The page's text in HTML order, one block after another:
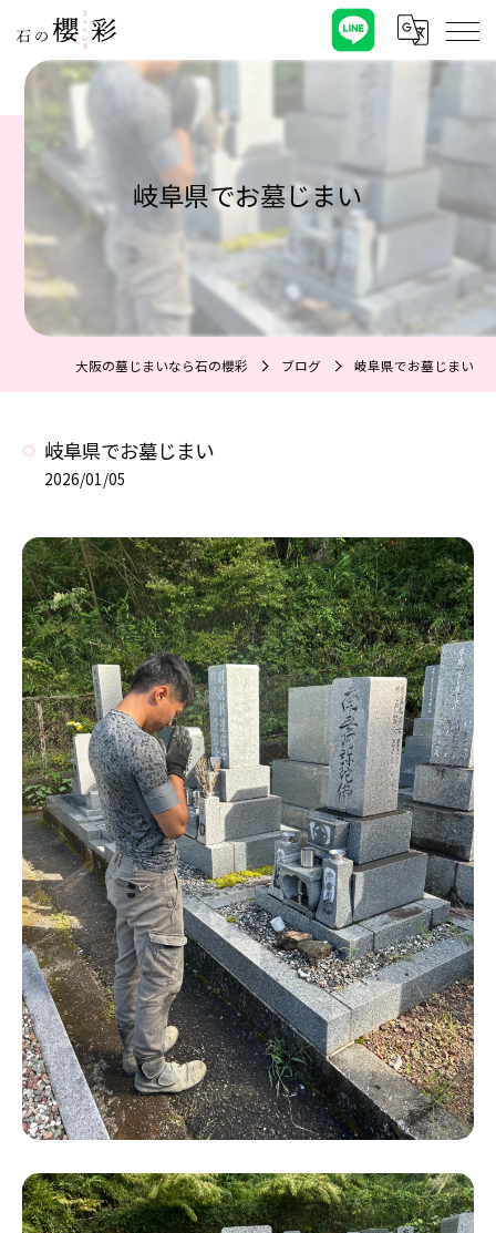
岐阜県でお墓じまい
大阪の墓じまいなら石の櫻彩 ブログ 岐阜県でお墓じまい
岐阜県でお墓じまい
2026/01/05